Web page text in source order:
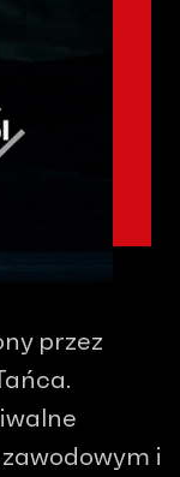
przez
i